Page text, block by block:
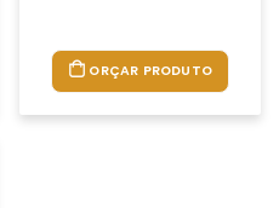
ORÇAR PRODUTO